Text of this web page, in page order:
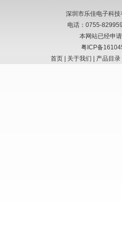
深圳市乐佳电子科
电话：0755-
本网站已经申
粤ICP备
首页
关于我们 产品目录